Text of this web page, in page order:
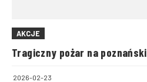
AKCJE
Tragiczny pożar na
2026-02-23